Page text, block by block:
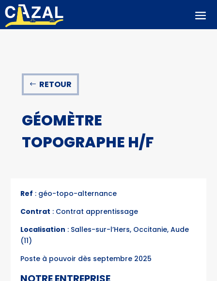
RETOUR
GÉOMÈTRE
TOPOGRAPHE H/F
Ref : géo-topo-alternance
Contrat : Contrat apprentissage
Localisation : Salles-sur-l’Hers, Occitanie, Aude
(11)
Poste à pouvoir dès septembre 2025